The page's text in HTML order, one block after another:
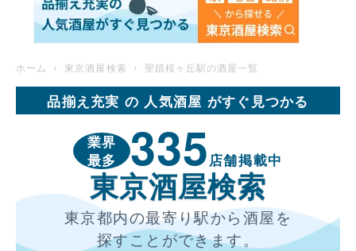
ホーム 東京酒屋検索 聖蹟桜ヶ丘駅の酒屋一覧
品揃え充実 の 人気酒屋 がすぐ見つかる
業界
最多
335店舗掲載中
東京酒屋検索
東京都内の最寄り駅から酒屋を
探すことができます。